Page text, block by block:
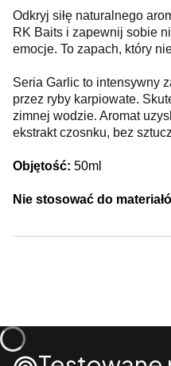
Odkryj siłę naturalnego
RK Baits i zapewnij sobie
emocje. To zapach, który
Seria Garlic to intensywny
przez ryby karpiowate.
zimnej wodzie. Aromat
ekstrakt czosnku, bez
Objętość: 50ml
Nie stosować do